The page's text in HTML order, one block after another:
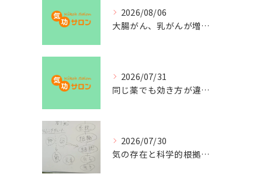
2026/08/06
大腸がん、乳がんが増えた理由
2026/07/31
同じ薬でも効き方が違う？
2026/07/30
気の存在と科学的根拠の授業